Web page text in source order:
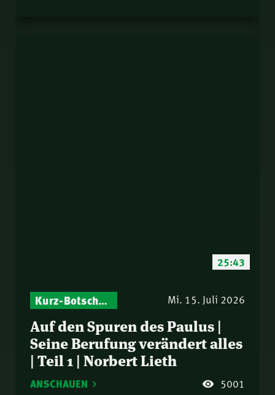
25:43
Kurz-Botschaften – Biblische Impulse mit Zukunft im Blick Mi. 15. Juli 2026
Auf den Spuren des Paulus |
Seine Berufung verändert alles
| Teil 1 | Norbert Lieth
ANSCHAUEN 5001